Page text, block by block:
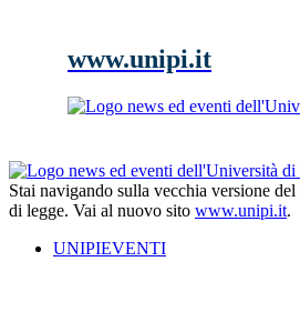
www.unipi.it
Stai navigando sulla vecchia versione
di legge. Vai al nuovo sito www.unipi.it.
UNIPIEVENTI